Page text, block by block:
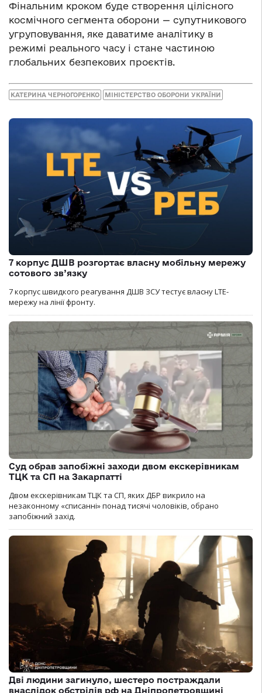
Фінальним кроком буде створення цілісного
космічного сегмента оборони — супутникового
угруповування, яке даватиме аналітику в
режимі реального часу і стане частиною
глобальних безпекових проєктів.
КАТЕРИНА ЧЕРНОГОРЕНКО МІНІСТЕРСТВО ОБОРОНИ УКРАЇНИ
7 корпус ДШВ розгортає власну мобільну мережу
сотового зв’язку
7 корпус швидкого реагування ДШВ ЗСУ тестує власну LTE-
мережу на лінії фронту.
Суд обрав запобіжні заходи двом екскерівникам
ТЦК та СП на Закарпатті
Двом екскерівникам ТЦК та СП, яких ДБР викрило на
незаконному «списанні» понад тисячі чоловіків, обрано
запобіжний захід.
Дві людини загинуло, шестеро постраждали
внаслідок обстрілів рф на Дніпропетровщині